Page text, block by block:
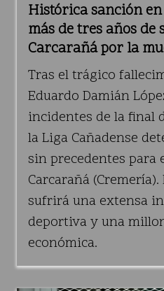
Histórica sanción
más de tres años de
Carcarañá por la
Tras el trágico
Eduardo Damián
incidentes de la final
la Liga Cañadense
sin precedentes para
Carcarañá
sufrirá una extensa
deportiva y una
económica.